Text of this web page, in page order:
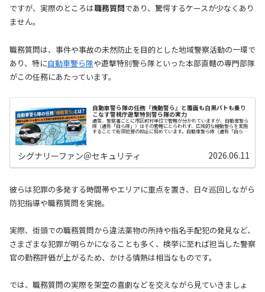
ですが、実際のところは職務質問であり、驚愕するケースが少なくあり
ません。
職務質問は、事件や事故の未然防止を目的とした地域警察活動の一環で
あり、特に自動車警ら隊や遊撃特別警ら隊といった本部直轄の専門部隊
がこの任務にあたっています。
自動車警ら隊の任務『機動警ら』と覆面も白黒パトも乗り
こなす警視庁遊撃特別警ら隊の実力
通常、警察署ごとに市区町村単位で管轄が分かれていますが、自動車警ら
隊（通称「自ら隊」）はその管轄にとらわれず、広域的な機動警らを実施
することで街頭犯罪の抑止に努めています。自動車警ら隊（通称「自ら
シグナリーファン＠セキュリティ 2026.06.11
彼らは犯罪の多発する時間帯やエリアに重点を置き、日々巡回しながら
防犯指導や職務質問を実施。
実際、街頭での職務質問から違法薬物の所持や指名手配犯の発見など、
さまざまな犯罪が明らかになることも多く、検挙に至れば担当した警察
官の勤務評価が上がるため、かける情熱は相当なものです。
では、職務質問の実際を架空の喜劇などを交えながら見ていきましょ